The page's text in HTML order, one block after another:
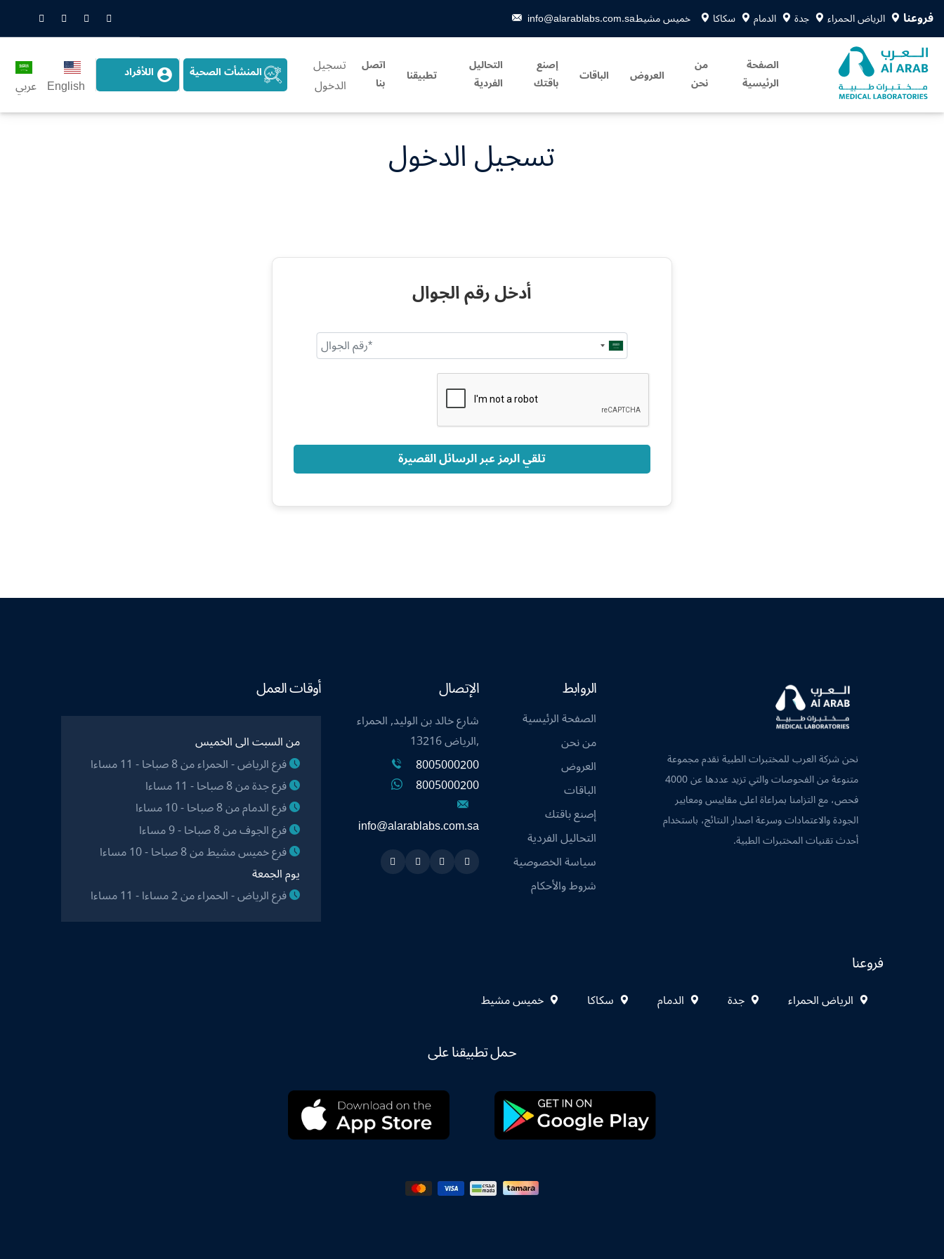
فروعنا الرياض الحمراء جدة الدمام سكاكا خميس مشيطinfo@alarablabs.com.sa
Snapchat
Twitter
LinkedIn
الصفحة
الرئيسية
من
نحن العروض الباقات إصنع
باقتك
التحاليل
الفردية تطبيقنا اتصل
بنا
تسجيل
الدخول
المنشأت الصحية اللأفراد
English عربي
تسجيل الدخول
أدخل رقم الجوال
Saudi
Arabia
تلقي الرمز عبر الرسائل القصيرة
نحن شركة العرب للمختبرات الطبية نقدم مجموعة
متنوعة من الفحوصات والتي تزيد عددها عن 4000
فحص، مع التزامنا بمراعاة اعلى مقاييس ومعايير
الجودة والاعتمادات وسرعة اصدار النتائج، باستخدام
أحدث تقنيات المختبرات الطبية.
الروابط
الصفحة الرئيسية
من نحن
العروض
الباقات
إصنع باقتك
التحاليل الفردية
سياسة الخصوصية
شروط والأحكام
الإتصال
شارع خالد بن الوليد, الحمراء
,الرياض 13216
8005000200
8005000200
info@alarablabs.com.sa
Snapchat
Twitter
Linkedin
Instagram
أوقات العمل
من السبت الى الخميس
فرع الرياض - الحمراء من 8 صباحا - 11 مساءا
فرع جدة من 8 صباحا - 11 مساءا
فرع الدمام من 8 صباحا - 10 مساءا
فرع الجوف من 8 صباحا - 9 مساءا
فرع خميس مشيط من 8 صباحا - 10 مساءا
يوم الجمعة
فرع الرياض - الحمراء من 2 مساءا - 11 مساءا
فروعنا
الرياض الحمراء جدة الدمام سكاكا خميس مشيط
حمل تطبيقنا على